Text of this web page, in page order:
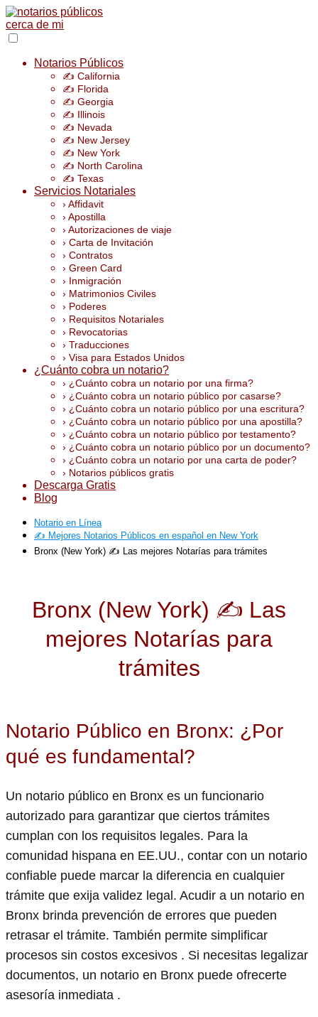
Notarios Públicos
✍️ California
✍️ Florida
✍️ Georgia
✍️ Illinois
✍️ Nevada
✍️ New Jersey
✍️ New York
✍️ North Carolina
✍️ Texas
Servicios Notariales
› Affidavit
› Apostilla
› Autorizaciones de viaje
› Carta de Invitación
› Contratos
› Green Card
› Inmigración
› Matrimonios Civiles
› Poderes
› Requisitos Notariales
› Revocatorias
› Traducciones
› Visa para Estados Unidos
¿Cuánto cobra un notario?
› ¿Cuánto cobra un notario por una firma?
› ¿Cuánto cobra un notario público por casarse?
› ¿Cuánto cobra un notario público por una escritura?
› ¿Cuánto cobra un notario público por una apostilla?
› ¿Cuánto cobra un notario público por testamento?
› ¿Cuánto cobra un notario público por un documento?
› ¿Cuánto cobra un notario por una carta de poder?
› Notarios públicos gratis
Descarga Gratis
Blog
Notario en Línea
✍️ Mejores Notarios Públicos en español en New York
Bronx (New York) ✍️ Las mejores Notarías para trámites
Bronx (New York) ✍️ Las
mejores Notarías para
trámites
Notario Público en Bronx: ¿Por
qué es fundamental?
Un notario público en Bronx es un funcionario
autorizado para garantizar que ciertos trámites
cumplan con los requisitos legales. Para la
comunidad hispana en EE.UU., contar con un notario
confiable puede marcar la diferencia en cualquier
trámite que exija validez legal. Acudir a un notario en
Bronx brinda prevención de errores que pueden
retrasar el trámite. También permite simplificar
procesos sin costos excesivos . Si necesitas legalizar
documentos, un notario en Bronx puede ofrecerte
asesoría inmediata .